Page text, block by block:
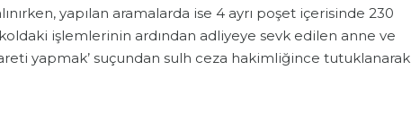
yapılan aramalarda ise 4 ayrı poşet içerisinde 230
işlemlerinin ardından adliyeye sevk edilen anne ve
yapmak’ suçundan sulh ceza hakimliğince tutuklanarak